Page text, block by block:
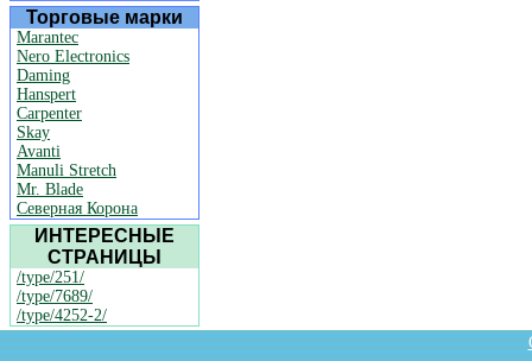
Торговые марки
Marantec
Nero Electronics
Daming
Hanspert
Carpenter
Skay
Avanti
Manuli Stretch
Mr. Blade
Северная Корона
ИНТЕРЕСНЫЕ
СТРАНИЦЫ
/type/251/
/type/7689/
/type/4252-2/